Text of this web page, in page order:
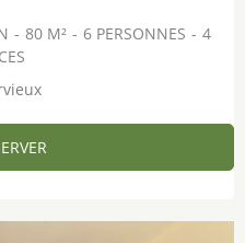
80 M² 6 PERSONNES
4